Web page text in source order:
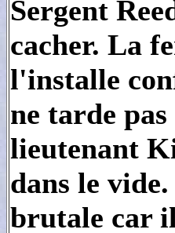
Sergent
cacher. La
l'installe
ne tarde
lieutenant
dans le
brutale car